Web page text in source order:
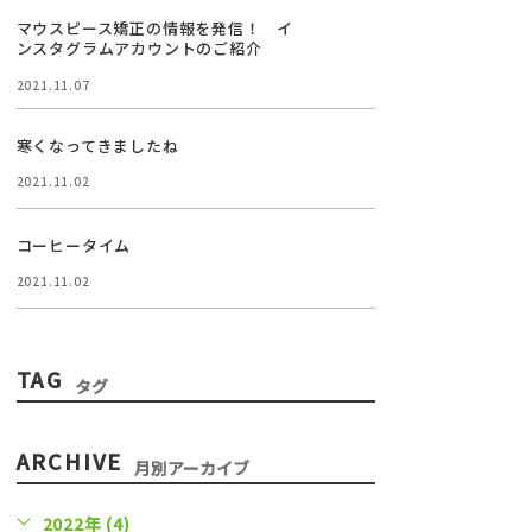
マウスピース矯正の情報を発信！ イ
ンスタグラムアカウントのご紹介
2021.11.07
寒くなってきましたね
2021.11.02
コーヒータイム
2021.11.02
TAG タグ
ARCHIVE 月別アーカイブ
2022年 (4)